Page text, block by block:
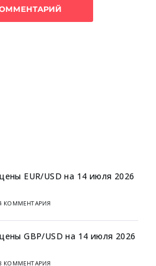
EUR/USD на 14 июля 2026
КОММЕНТАРИЯ
GBP/USD на 14 июля 2026
КОММЕНТАРИЯ